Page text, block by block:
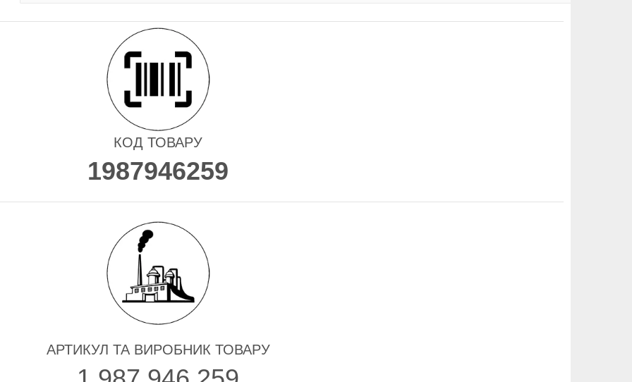
КОД ТОВАРУ
1987946259
АРТИКУЛ ТА ВИРОБНИК ТОВАРУ